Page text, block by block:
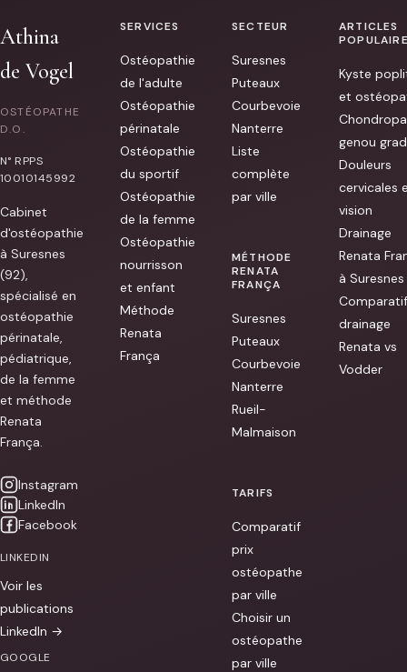
elle
été
très
douce
l’écoute
ce
j’avais
besoin,
pleine
suis
ressortie
de
tellement
Athi
[...]
Athina
de Vogel
OSTÉOPATHE
D.O.
N° RPPS
10010145992
Cabinet
d'ostéopathie
à Suresnes
(92),
spécialisé en
ostéopathie
périnatale,
pédiatrique,
de la femme
et méthode
Renata
França.
Instagram
LinkedIn
Facebook
LINKEDIN
Voir les
publications
LinkedIn →
GOOGLE
SERVICES
Ostéopathie
de l'adulte
Ostéopathie
périnatale
Ostéopathie
du sportif
Ostéopathie
de la femme
Ostéopathie
nourrisson
et enfant
Méthode
Renata
França
SECTEUR
Suresnes
Puteaux
Courbevoie
Nanterre
Liste
complète
par ville
MÉTHODE
RENATA
FRANÇA
Suresnes
Puteaux
Courbevoie
Nanterre
Rueil-
Malmaison
TARIFS
Comparatif
prix
ostéopathe
par ville
Choisir un
ostéopathe
par ville
ARTICLES
Kyste
et
genou
Douleurs
cervicales
vision
Drainage
Renata
à Suresnes
Comparatif
drainage
Renata vs
Vodder